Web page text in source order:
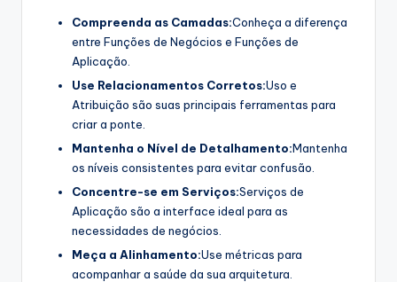
Compreenda as Camadas:Conheça a diferença
entre Funções de Negócios e Funções de
Aplicação.
Use Relacionamentos Corretos:Uso e
Atribuição são suas principais ferramentas para
criar a ponte.
Mantenha o Nível de Detalhamento:Mantenha
os níveis consistentes para evitar confusão.
Concentre-se em Serviços:Serviços de
Aplicação são a interface ideal para as
necessidades de negócios.
Meça a Alinhamento:Use métricas para
acompanhar a saúde da sua arquitetura.